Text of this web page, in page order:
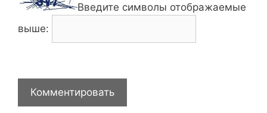
Введите символы отображаемые
выше: